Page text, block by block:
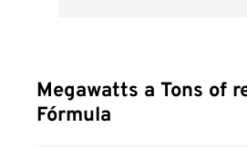
Megawatts a Tons of
Fórmula